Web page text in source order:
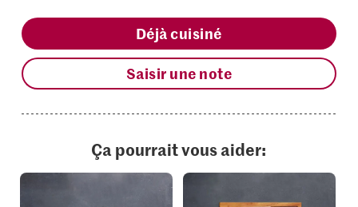
Déjà cuisiné
Saisir une note
Ça pourrait vous aider: